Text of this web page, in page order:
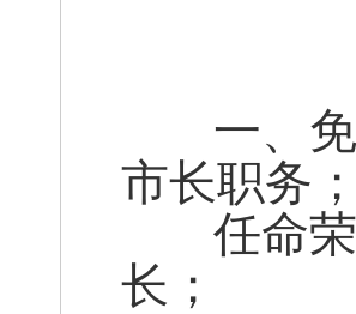
一、免
市长职务；
任命荣
长；